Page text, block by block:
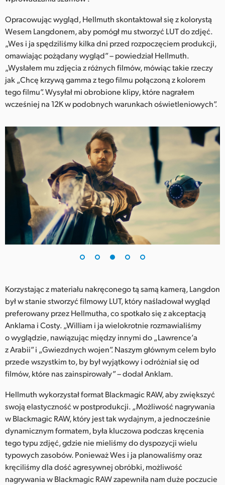
Opracowując wygląd, Hellmuth skontaktował się z kolorystą
Wesem Langdonem, aby pomógł mu stworzyć LUT do zdjęć.
„Wes i ja spędziliśmy kilka dni przed rozpoczęciem produkcji,
omawiając pożądany wygląd” – powiedział Hellmuth.
„Wysłałem mu zdjęcia z różnych filmów, mówiąc takie rzeczy
jak „Chcę krzywą gamma z tego filmu połączoną z kolorem
tego filmu”. Wysyłał mi obrobione klipy, które nagrałem
wcześniej na 12K w podobnych warunkach oświetleniowych”.
Korzystając z materiału nakręconego tą samą kamerą, Langdon
był w stanie stworzyć filmowy LUT, który naśladował wygląd
preferowany przez Hellmutha, co spotkało się z akceptacją
Anklama i Costy. „William i ja wielokrotnie rozmawialiśmy
o wyglądzie, nawiązując między innymi do „Lawrence’a
z Arabii” i „Gwiezdnych wojen”. Naszym głównym celem było
przede wszystkim to, by był wyjątkowy i odróżniał się od
filmów, które nas zainspirowały” – dodał Anklam.
Hellmuth wykorzystał format Blackmagic RAW, aby zwiększyć
swoją elastyczność w postprodukcji. „Możliwość nagrywania
w Blackmagic RAW, który jest tak wydajnym, a jednocześnie
dynamicznym formatem, była kluczowa podczas kręcenia
tego typu zdjęć, gdzie nie mieliśmy do dyspozycji wielu
typowych zasobów. Ponieważ Wes i ja planowaliśmy oraz
kręciliśmy dla dość agresywnej obróbki, możliwość
nagrywania w Blackmagic RAW zapewniła nam duże poczucie